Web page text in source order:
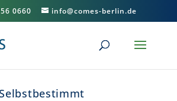
0660 info@comes-berlin.de